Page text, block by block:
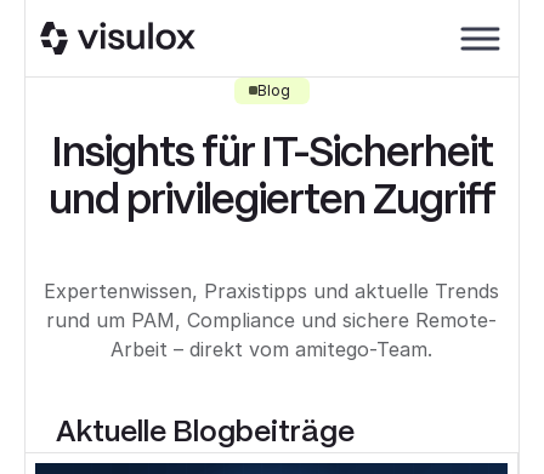
Blog
Insights für IT-Sicherheit
und privilegierten Zugriff
Expertenwissen, Praxistipps und aktuelle Trends
rund um PAM, Compliance und sichere Remote-
Arbeit – direkt vom amitego-Team.
Aktuelle Blogbeiträge